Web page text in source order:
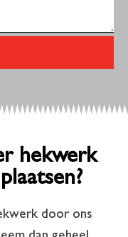
hekwerk
door ons